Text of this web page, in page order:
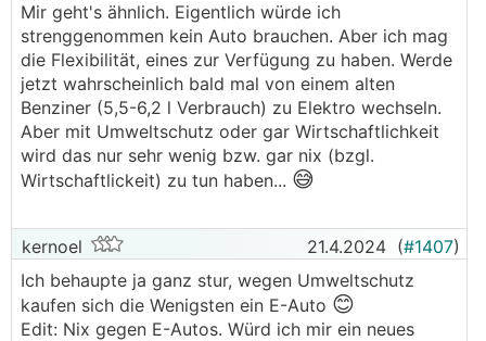
Mir geht's ähnlich. Eigentlich würde ich
strenggenommen kein Auto brauchen. Aber ich mag
die Flexibilität, eines zur Verfügung zu haben. Werde
jetzt wahrscheinlich bald mal von einem alten
Benziner (5,5-6,2 l Verbrauch) zu Elektro wechseln.
Aber mit Umweltschutz oder gar Wirtschaftlichkeit
wird das nur sehr wenig bzw. gar nix (bzgl.
Wirtschaftlickeit) zu tun haben... 😅
kernoel 21.4.2024 (#1407)
Ich behaupte ja ganz stur, wegen Umweltschutz
kaufen sich die Wenigsten ein E-Auto 😊
Edit: Nix gegen E-Autos. Würd ich mir ein neues